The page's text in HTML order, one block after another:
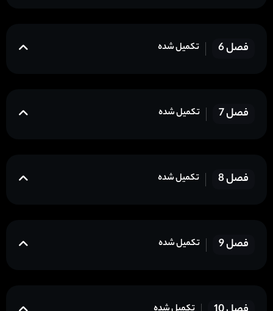
فصل 6 تکمیل شده
فصل 7 تکمیل شده
فصل 8 تکمیل شده
فصل 9 تکمیل شده